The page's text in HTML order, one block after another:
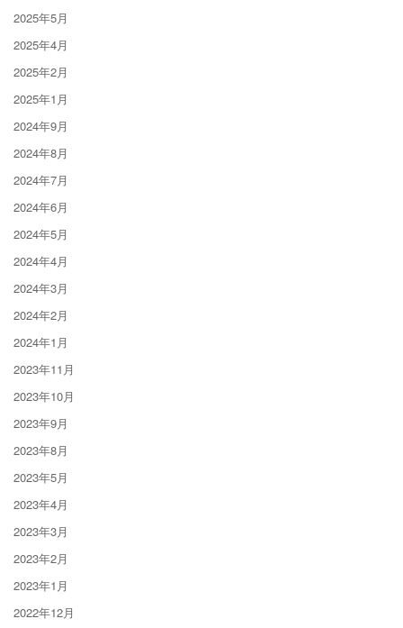
2025年5月
2025年4月
2025年2月
2025年1月
2024年9月
2024年8月
2024年7月
2024年6月
2024年5月
2024年4月
2024年3月
2024年2月
2024年1月
2023年11月
2023年10月
2023年9月
2023年8月
2023年5月
2023年4月
2023年3月
2023年2月
2023年1月
2022年12月